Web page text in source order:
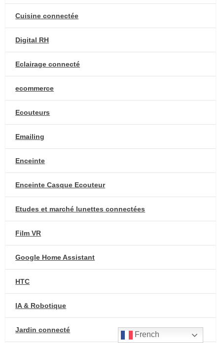
Cuisine connectée
Digital RH
Eclairage connecté
ecommerce
Ecouteurs
Emailing
Enceinte
Enceinte Casque Ecouteur
Etudes et marché lunettes connectées
Film VR
Google Home Assistant
HTC
IA & Robotique
Jardin connecté
French